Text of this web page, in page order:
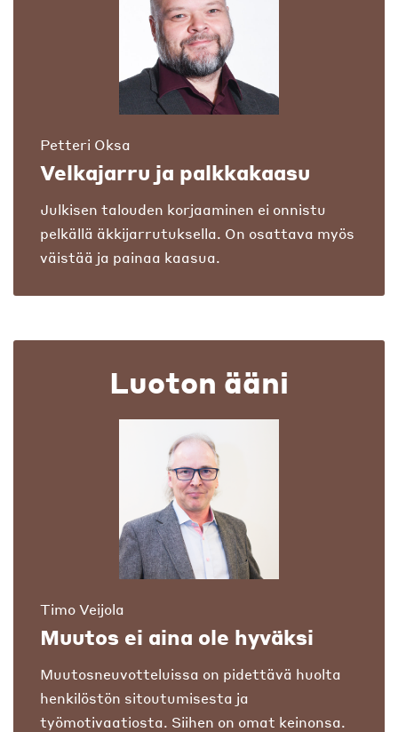
Petteri Oksa
Velkajarru ja palkkakaasu
Julkisen talouden korjaaminen ei onnistu
pelkällä äkkijarrutuksella. On osattava myös
väistää ja painaa kaasua.
Luoton ääni
Timo Veijola
Muutos ei aina ole hyväksi
Muutosneuvotteluissa on pidettävä huolta
henkilöstön sitoutumisesta ja
työmotivaatiosta. Siihen on omat keinonsa.